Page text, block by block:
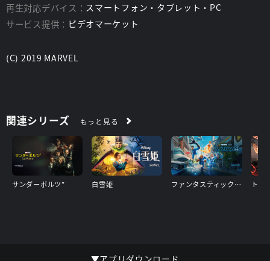
再生対応デバイス： スマートフォン・タブレット・PC
サービス提供： ビデオマーケット
(C) 2019 MARVEL
関連シリーズ もっと見る
サンダーボルツ* 白雪姫 ファンタスティック４：ファースト・ステップ トロ
▼アプリダウンロード